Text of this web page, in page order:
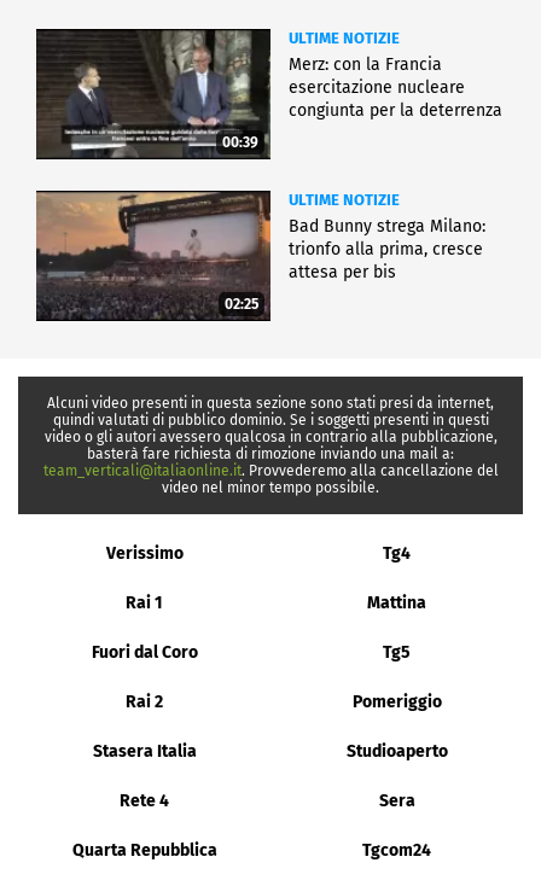
00:39
ULTIME NOTIZIE
Merz: con la Francia
esercitazione nucleare
congiunta per la deterrenza
02:25
ULTIME NOTIZIE
Bad Bunny strega Milano:
trionfo alla prima, cresce
attesa per bis
Alcuni video presenti in questa sezione sono stati presi da internet,
quindi valutati di pubblico dominio. Se i soggetti presenti in questi
video o gli autori avessero qualcosa in contrario alla pubblicazione,
basterà fare richiesta di rimozione inviando una mail a:
team_verticali@italiaonline.it. Provvederemo alla cancellazione del
video nel minor tempo possibile.
Verissimo Tg4
Rai 1 Mattina
Fuori dal Coro Tg5
Rai 2 Pomeriggio
Stasera Italia Studioaperto
Rete 4 Sera
Quarta Repubblica Tgcom24